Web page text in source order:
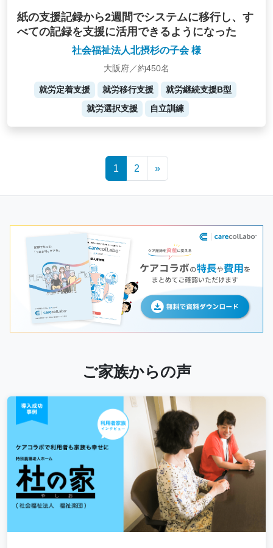
紙の支援記録から2週間でシステムに移行し、す
べての記録を支援に活用できるようになった
社会福祉法人北摂杉の子会 様
大阪府／約450名
就労定着支援 就労移行支援
就労継続支援B型
就労選択支援
自立訓練
1 2 »
ご家族からの声